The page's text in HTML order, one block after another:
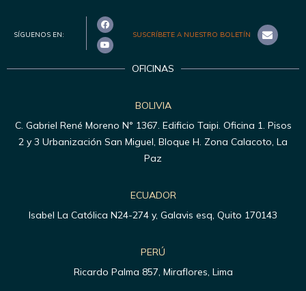
SÍGUENOS EN: SUSCRÍBETE A NUESTRO BOLETÍN
OFICINAS
BOLIVIA
C. Gabriel René Moreno N° 1367. Edificio Taipi. Oficina 1. Pisos
2 y 3 Urbanización San Miguel, Bloque H. Zona Calacoto, La
Paz
ECUADOR
Isabel La Católica N24-274 y, Galavis esq, Quito 170143
PERÚ
Ricardo Palma 857, Miraflores, Lima